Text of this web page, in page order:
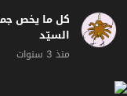
السيّد
منذ 3 سنوات